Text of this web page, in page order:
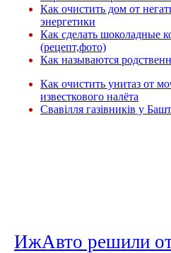
Как очистить дом от
энергетики
Как сделать шоколадные
(рецепт,фото)
Как называются
Как очистить унитаз от
известкового налёта
Свавілля газівників у
ИжАвто решили